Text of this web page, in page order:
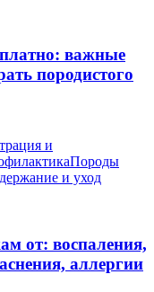
важные
породистого
и
Породы
и уход
от: воспаления,
аллергии